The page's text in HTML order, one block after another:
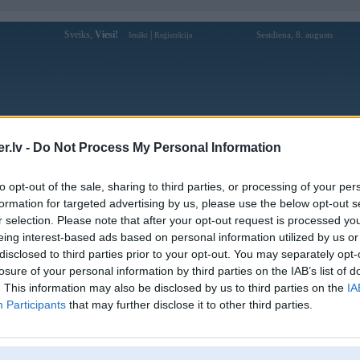
- Do Not Process My Personal Information
opt-out of the sale, sharing to third parties, or processing of your
for targeted advertising by us, please use the below opt-out
selection. Please note that after your opt-out request is processed
interest-based ads based on personal information utilized by us
to third parties prior to your opt-out. You may separately
of your personal information by third parties on the IAB’s list of
This information may also be disclosed by us to third parties on the
Participants that may further disclose it to other third parties.
Sveiks, Viesi! Ienākt Reģistrācija Sestdiena, 8. augusts
Forums Galerijas Reģistrācija Lietotāji
Lietotāja narkomaans profils
Lietotājvārds:
narkomaans
Braucu ar:
92` bmw 325i
Ziņojumi forumā:
46
[Pēdējie ziņojumi forumā]